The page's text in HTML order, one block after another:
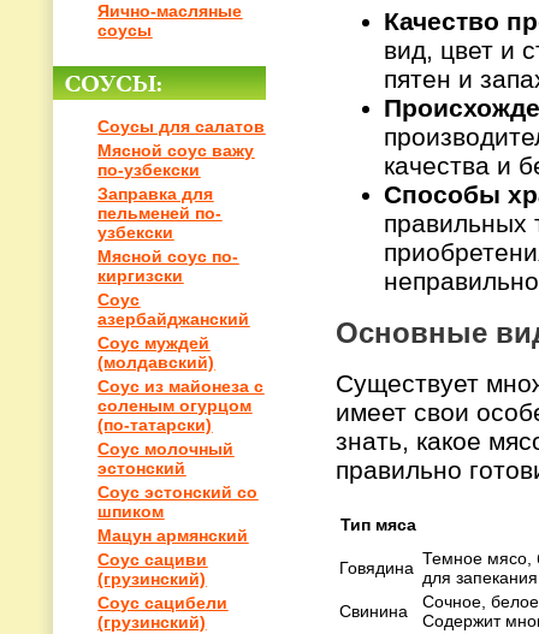
Яично-масляные
соусы
Соусы для салатов
Мясной соус важу
по-узбекски
Заправка для
пельменей по-
узбекски
Мясной соус по-
киргизски
Соус
азербайджанский
Соус муждей
(молдавский)
Соус из майонеза с
соленым огурцом
(по-татарски)
Соус молочный
эстонский
Соус эстонский со
шпиком
Мацун армянский
Соус сациви
(грузинский)
Соус сацибели
(грузинский)
Качество
вид, цвет и
пятен и
качества и
Способы
правильных
Основные
Существует
имеет свои
знать, какое
правильно
Тип мяса
Говядина Темное мясо,
для
Свинина
Сочное,
Содержит